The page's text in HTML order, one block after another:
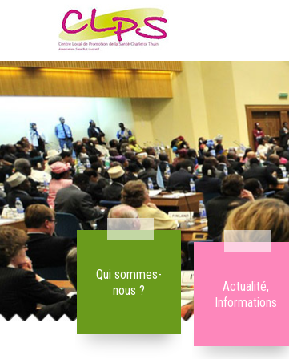
Qui sommes-
nous ?
Actualité,
Informations